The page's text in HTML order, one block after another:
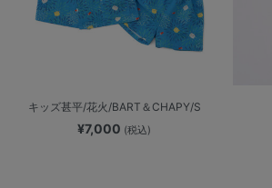
キッズ甚平/花火/BART＆CHAPY/S
¥7,000 (税込)